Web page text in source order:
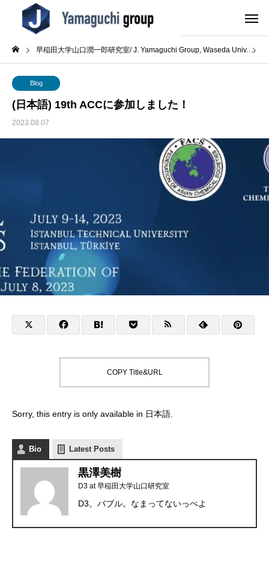
早稲田大学山口潤一郎研究室/ J. Yamaguchi Group, Waseda Univ.
Blog
(日本語) 19th ACCに参加しました！
2023.08.07
COPY Title&URL
Sorry, this entry is only available in 日本語
Bio Latest Posts
黒澤美樹
D3 at早稲田大学山口研究室
D3。バブル。なまってないっぺよ